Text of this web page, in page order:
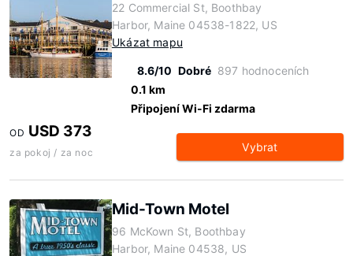
22 Commercial St, Boothbay
Harbor, Maine 04538-1822, US
Ukázat mapu
8.6/10 Dobré 897 hodnoceních
0.1 km
Připojení Wi-Fi zdarma
OD USD 373
za pokoj / za noc Vybrat
Mid-Town Motel
96 McKown St, Boothbay
Harbor, Maine 04538, US